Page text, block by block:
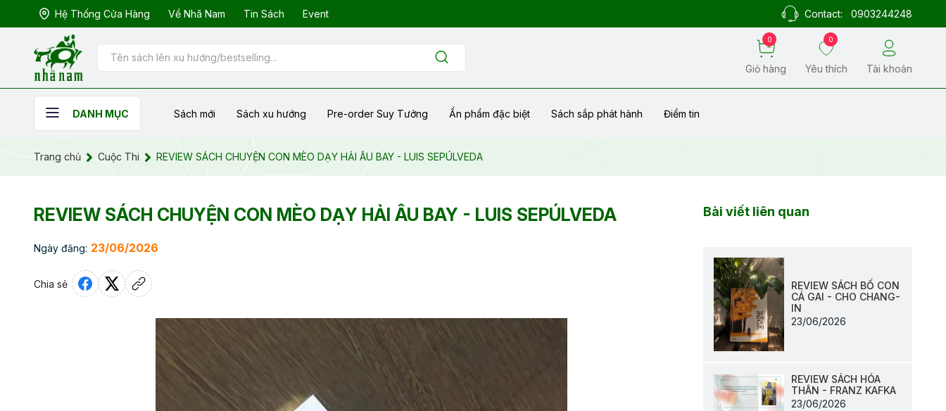
Hệ Thống Cửa Hàng Về Nhã Nam Tin Sách Event Contact: 0903244248
0
Giỏ hàng
0
Yêu thích Tài khoản
DANH MỤC Sách mới Sách xu hướng Pre-order Suy Tưởng Ẩn phẩm đặc biệt Sách sắp phát hành Điểm tin
Trang chủ Cuộc Thi REVIEW SÁCH CHUYỆN CON MÈO DẠY HẢI ÂU BAY - LUIS SEPÚLVEDA
REVIEW SÁCH CHUYỆN CON MÈO DẠY HẢI ÂU BAY - LUIS SEPÚLVEDA
Ngày đăng: 23/06/2026
Chia sẻ
Bài viết liên quan
REVIEW SÁCH BỐ CON
CÁ GAI - CHO CHANG-
IN
23/06/2026
REVIEW SÁCH HÓA
THÂN - FRANZ KAFKA
23/06/2026